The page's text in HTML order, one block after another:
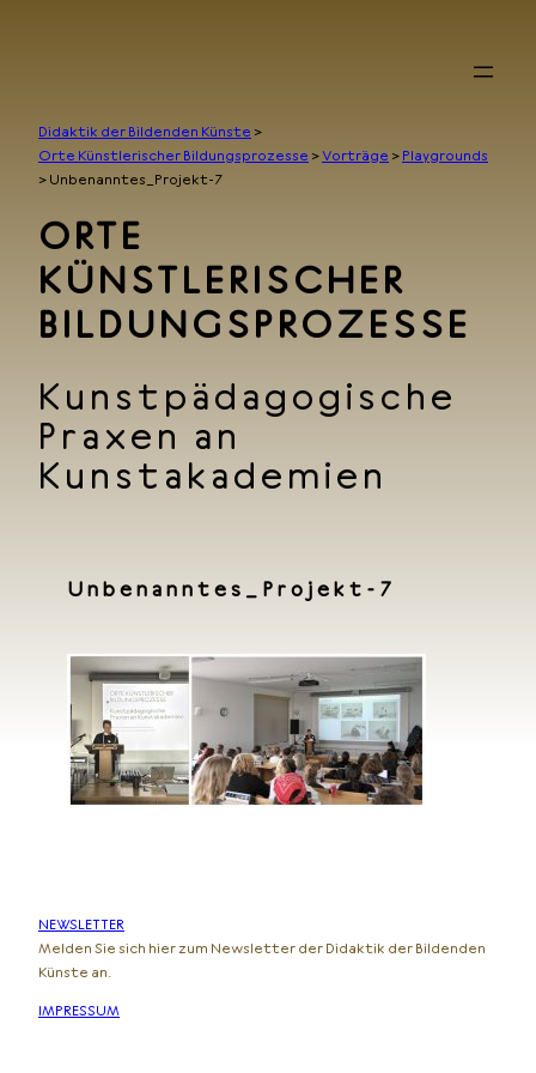
Didaktik der Bildenden Künste >
Orte Künstlerischer Bildungsprozesse > Vorträge > Playgrounds
> Unbenanntes_Projekt-7
ORTE
KÜNSTLERISCHER
BILDUNGSPROZESSE
Kunstpädagogische
Praxen an
Kunstakademien
Unbenanntes_Projekt-7
NEWSLETTER
Melden Sie sich hier zum Newsletter der Didaktik der Bildenden
Künste an.
IMPRESSUM